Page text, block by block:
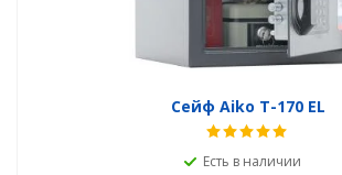
Сейф Aiko T-170 EL
Есть в наличии